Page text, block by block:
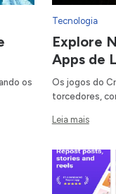
os
Tecnologia
Explore
Apps de
Os jogos do
torcedores,
Leia mais